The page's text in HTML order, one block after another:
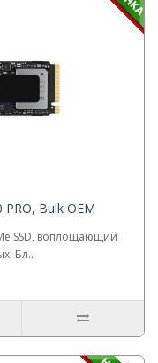
PRO, Bulk OEM
SSD, воплощающий
Бл..